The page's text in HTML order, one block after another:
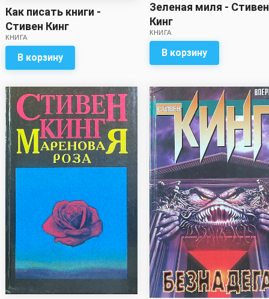
Как писать книги -
Стивен Кинг
КНИГА
В корзину
Зеленая миля - Стивен
Кинг
КНИГА
В корзину